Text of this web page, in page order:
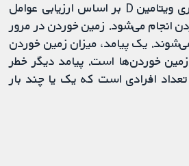
مانند ورزش و مکمل‌یاری ویتامین D بر اساس ارزیابی عوامل
انجام می‌شود. زمین خوردن در مرور
یک پیامد، میزان زمین خوردن
خوردن‌ها است. پیامد دیگر خطر
افرادی است که یک یا چند بار